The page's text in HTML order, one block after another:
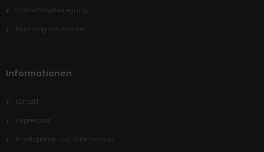
Online-Streitbeilegung
Nennung von Marken
Informationen
Kontakt
Impressum
Privatsphäre und Datenschutz